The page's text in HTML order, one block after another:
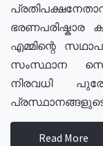
എമ്മിന്റെ
സംസ്ഥാന
നിരവധി
Read More